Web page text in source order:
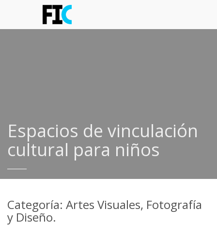
Espacios de vinculación
cultural para niños
Categoría: Artes Visuales, Fotografía
y Diseño.